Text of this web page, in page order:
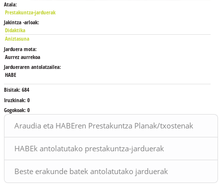
Blokeak
Araudia eta HABEren Prestakuntza Planak/txostenak
HABEk antolatutako prestakuntza-jarduerak
Beste erakunde batek antolatutako jarduerak
Atala:
Prestakuntza-jarduerak
Jakintza -arloak:
Didaktika
Aniztasuna
Jarduera mota:
Aurrez aurrekoa
Jardueraren antolatzailea:
HABE
Bisitak: 684
Iruzkinak: 0
Gogokoak: 0